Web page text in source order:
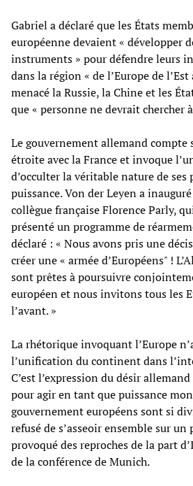
Gabriel a déclaré que les États
européenne devaient « développer
instruments » pour défendre leurs
dans la région « de l’Europe de
menacé la Russie, la Chine et les
que « personne ne devrait chercher
Le gouvernement allemand compte
étroite avec la France et invoque
d’occulter la véritable nature de ses
puissance. Von der Leyen a
collègue française Florence Parly,
présenté un programme de
déclaré : « Nous avons pris une
créer une « armée d’Européens" !
sont prêtes à poursuivre
européen et nous invitons tous les
l’avant. »
La rhétorique invoquant l’Europe
l’unification du continent dans
C’est l’expression du désir
pour agir en tant que puissance
gouvernement européens sont si
refusé de s’asseoir ensemble sur
provoqué des reproches de la part
de la conférence de Munich.